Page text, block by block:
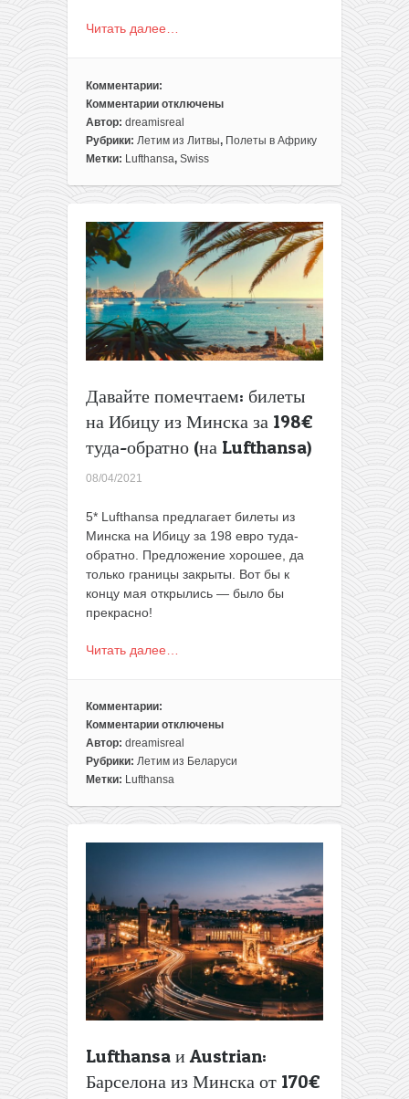
Читать далее…
Комментарии:
Комментарии
к
записи
Летим
Вильнюса
ЮАР
всего
за
386€
туда-
обратно
отключены
Автор: dreamisreal
Рубрики: Летим из Литвы, Полеты в Африку
Метки: Lufthansa, Swiss
Давайте помечтаем: билеты
на Ибицу из Минска за 198€
туда-обратно (на Lufthansa)
08/04/2021
5* Lufthansa предлагает билеты из
Минска на Ибицу за 198 евро туда-
обратно. Предложение хорошее, да
только границы закрыты. Вот бы к
концу мая открылись — было бы
прекрасно!
Читать далее…
Комментарии:
Комментарии
к
записи
Давайте
билеты
за
198€
туда-
обратно
(на
Lufthansa)
отключены
Автор: dreamisreal
Рубрики: Летим из Беларуси
Метки: Lufthansa
Lufthansa и Austrian:
Барселона из Минска от 170€